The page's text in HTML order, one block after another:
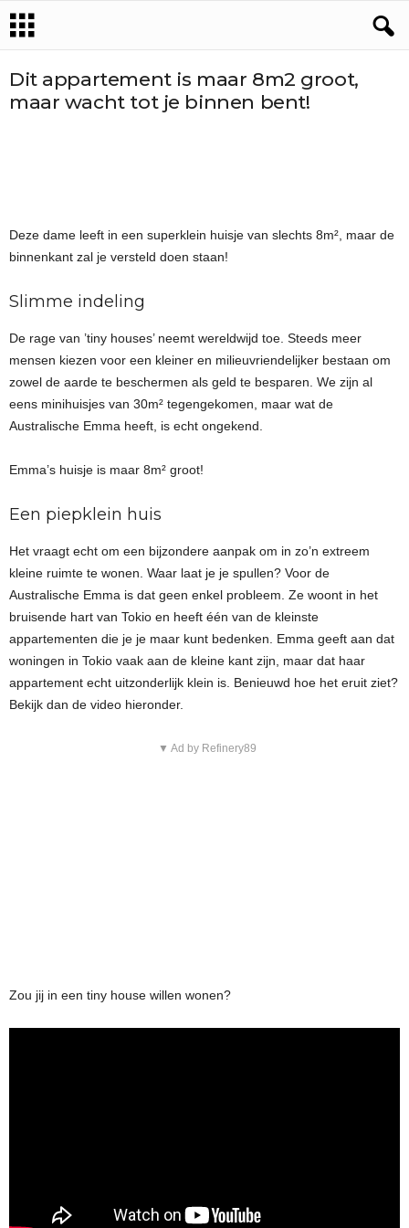
Dit appartement is maar 8m2 groot,
maar wacht tot je binnen bent!
Deze dame leeft in een superklein huisje van slechts 8m², maar de
binnenkant zal je versteld doen staan!
Slimme indeling
De rage van ’tiny houses’ neemt wereldwijd toe. Steeds meer
mensen kiezen voor een kleiner en milieuvriendelijker bestaan om
zowel de aarde te beschermen als geld te besparen. We zijn al
eens minihuisjes van 30m² tegengekomen, maar wat de
Australische Emma heeft, is echt ongekend.
Emma’s huisje is maar 8m² groot!
Een piepklein huis
Het vraagt echt om een bijzondere aanpak om in zo’n extreem
kleine ruimte te wonen. Waar laat je je spullen? Voor de
Australische Emma is dat geen enkel probleem. Ze woont in het
bruisende hart van Tokio en heeft één van de kleinste
appartementen die je je maar kunt bedenken. Emma geeft aan dat
woningen in Tokio vaak aan de kleine kant zijn, maar dat haar
appartement echt uitzonderlijk klein is. Benieuwd hoe het eruit ziet?
Bekijk dan de video hieronder.
▼ Ad by Refinery89
Zou jij in een tiny house willen wonen?